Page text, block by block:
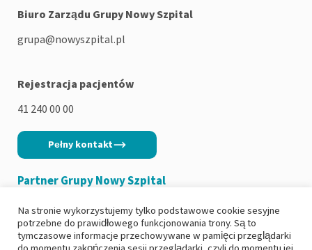
Biuro Zarządu Grupy Nowy Szpital
grupa@nowyszpital.pl
Rejestracja pacjentów
41 240 00 00
Pełny kontakt
Partner Grupy Nowy Szpital
Na stronie wykorzystujemy tylko podstawowe cookie sesyjne
potrzebne do prawidłowego funkcjonowania trony. Są to
tymczasowe informacje przechowywane w pamięci przeglądarki